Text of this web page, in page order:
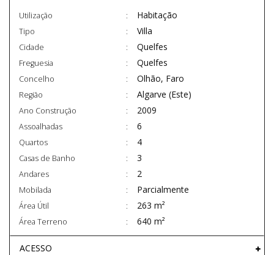
Utilização Habitação
Tipo Villa
Cidade Quelfes
Freguesia Quelfes
Concelho Olhão, Faro
Região Algarve (Este)
Ano Construção 2009
Assoalhadas 6
Quartos 4
Casas de Banho 3
Andares 2
Mobilada Parcialmente
Área Útil 263 m²
Área Terreno 640 m²
ACESSO